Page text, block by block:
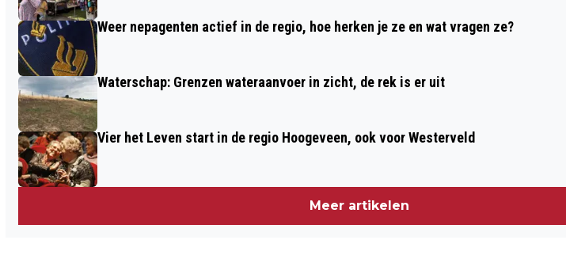
Weer nepagenten actief in de regio, hoe herken je ze en wat vragen ze?
Waterschap: Grenzen wateraanvoer in zicht, de rek is er uit
Vier het Leven start in de regio Hoogeveen, ook voor Westerveld
Meer artikelen